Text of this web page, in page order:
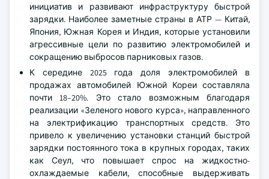
инициатив и развивают инфраструктуру быстрой
зарядки. Наиболее заметные страны в АТР — Китай,
Япония, Южная Корея и Индия, которые установили
агрессивные цели по развитию электромобилей и
сокращению выбросов парниковых газов.
К середине 2025 года доля электромобилей в
продажах автомобилей Южной Кореи составляла
почти 18–20%. Это стало возможным благодаря
реализации «Зеленого нового курса», направленного
на электрификацию транспортных средств. Это
привело к увеличению установки станций быстрой
зарядки постоянного тока в крупных городах, таких
как Сеул, что повышает спрос на жидкостно-
охлаждаемые кабели, способные выдерживать